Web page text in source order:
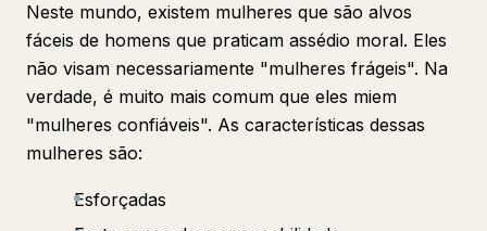
Neste mundo, existem mulheres que são alvos
fáceis de homens que praticam assédio moral. Eles
não visam necessariamente "mulheres frágeis". Na
verdade, é muito mais comum que eles miem
"mulheres confiáveis". As características dessas
mulheres são:
Esforçadas